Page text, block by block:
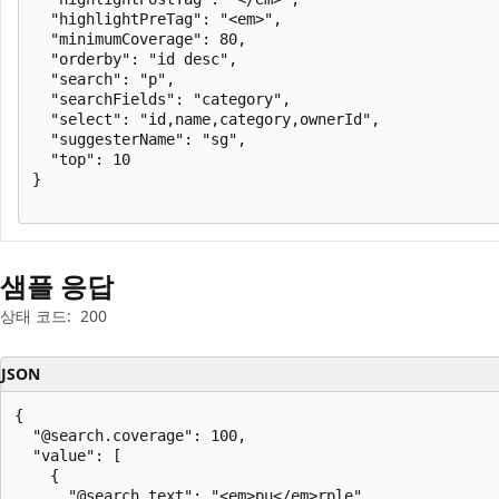
  "highlightPreTag": "<em>",
  "minimumCoverage": 80,
  "orderby": "id desc",
  "search": "p",
  "searchFields": "category",
  "select": "id,name,category,ownerId",
  "suggesterName": "sg",
  "top": 10
}
샘플 응답
상태 코드: 200
JSON
{
  "@search.coverage": 100,
  "value": [
    {
      "@search.text": "<em>pu</em>rple",